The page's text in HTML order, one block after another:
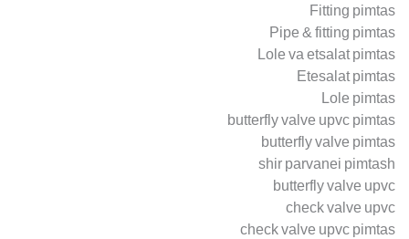
Fitting pimtas
Pipe & fitting pimtas
Lole va etsalat pimtas
Etesalat pimtas
Lole pimtas
butterfly valve upvc pimtas
butterfly valve pimtas
shir parvanei pimtash
butterfly valve upvc
check valve upvc
check valve upvc pimtas